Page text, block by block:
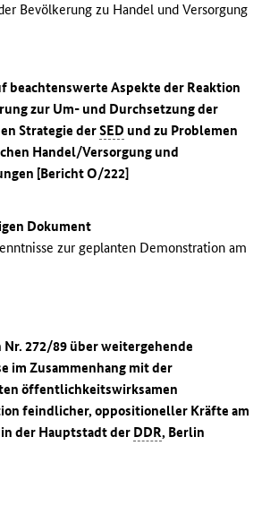
Bevölkerung zu Handel und Versorgung
beachtenswerte Aspekte der Reaktion
zur Um- und Durchsetzung der
Strategie derSED und zu Problemen
Handel/Versorgung und
[Bericht O/222]
Dokument
zur geplanten Demonstration am
272/89 über weitergehende
im Zusammenhang mit der
öffentlichkeitswirksamen
feindlicher, oppositioneller Kräfte am
in der Hauptstadt der DDR, Berlin